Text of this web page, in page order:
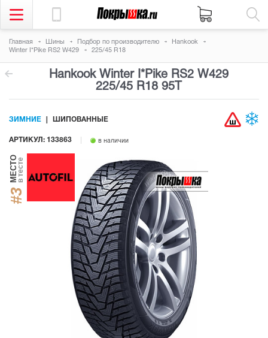
Главная Шины Подбор по производителю
Hankook
Winter I*Pike RS2 W429
225/45 R18
Hankook Winter I*Pike RS2 W429
225/45 R18 95T
АРТИКУЛ: 133863 в наличии
ЗИМНИЕ ШИПОВАННЫЕ
#3
МЕСТОв тесте